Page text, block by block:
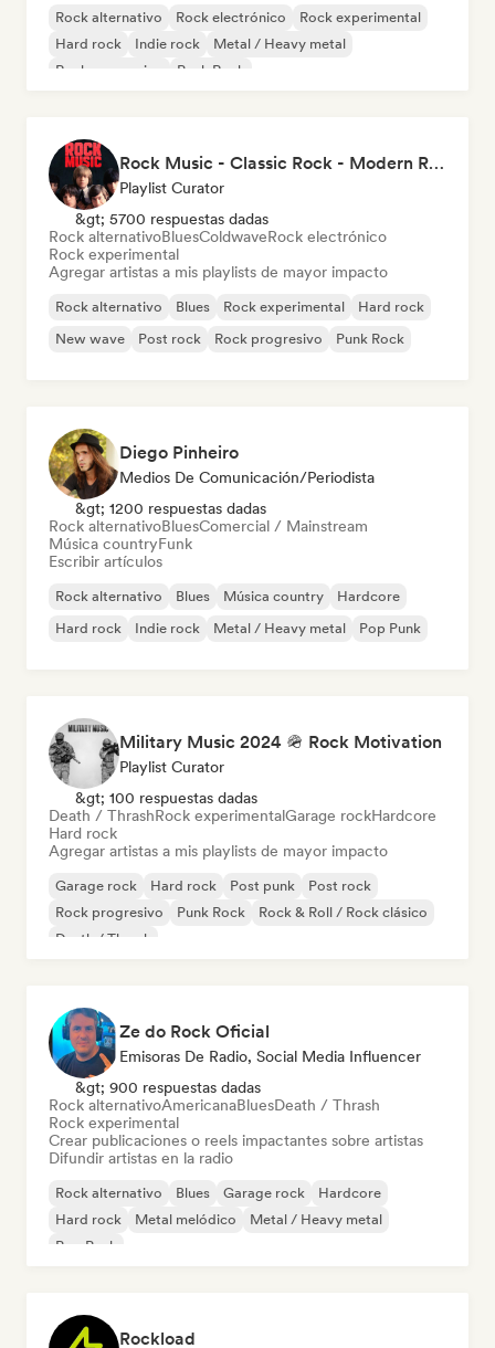
Rock alternativo Rock electrónico
Rock experimental
Hard rock
Indie rock
Metal / Heavy metal
Rock progresivo
Punk Rock
Rock Music - Classic Rock - Modern Rock
Playlist Curator
&gt; 5700 respuestas dadas
Rock alternativoBluesColdwaveRock electrónico
Rock experimental
Agregar artistas a mis playlists de mayor impacto
Rock alternativo Blues Rock experimental
Hard rock
New wave
Post rock Rock progresivo Punk Rock
Diego Pinheiro
Medios De Comunicación/Periodista
&gt; 1200 respuestas dadas
Rock alternativoBluesComercial / Mainstream
Música countryFunk
Escribir artículos
Rock alternativo Blues Música country
Hardcore
Hard rock
Indie rock Metal / Heavy metal Pop Punk
Military Music 2024 🪖 Rock Motivation
Playlist Curator
&gt; 100 respuestas dadas
Death / ThrashRock experimentalGarage rockHardcore
Hard rock
Agregar artistas a mis playlists de mayor impacto
Garage rock Hard rock Post punk
Post rock
Rock progresivo
Punk Rock
Rock & Roll / Rock clásico
Death / Thrash
Ze do Rock Oficial
Emisoras De Radio, Social Media Influencer
&gt; 900 respuestas dadas
Rock alternativoAmericanaBluesDeath / Thrash
Rock experimental
Crear publicaciones o reels impactantes sobre artistas
Difundir artistas en la radio
Rock alternativo Blues Garage rock
Hardcore
Hard rock
Metal melódico
Metal / Heavy metal
Pop Punk
Rockload